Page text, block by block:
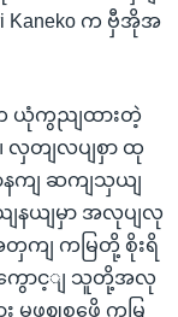
Kaneko က ဗှီအိုအ
ယုံကွညျထားတဲ့
လှတျလပျစှာ ထု
နကျ ဆကျသှယျ
ျနယျမှာ အလုပျလု
တှကျ ကမြတို့ စိုးရိ
မှုကွောင့ျ သူတို့အလု
မဖွဈစဖေို့ ကမြ